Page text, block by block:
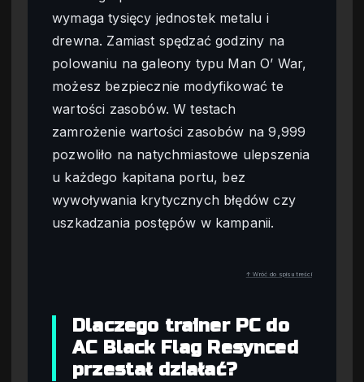
wymaga tysięcy jednostek metalu i
drewna. Zamiast spędzać godziny na
polowaniu na galeony typu Man O’ War,
możesz bezpiecznie modyfikować te
wartości zasobów. W testach
zamrożenie wartości zasobów na 9,999
pozwoliło na natychmiastowe ulepszenia
u każdego kapitana portu, bez
wywoływania krytycznych błędów czy
uszkadzania postępów w kampanii.
↑ Wróć do spisu treści
Dlaczego trainer PC do
AC Black Flag Resynced
przestał działać?